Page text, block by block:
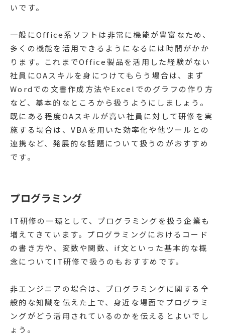
いです。
一般にOffice系ソフトは非常に機能が豊富なため、
多くの機能を活用できるようになるには時間がかか
ります。これまでOffice製品を活用した経験がない
社員にOAスキルを身につけてもらう場合は、まず
Wordでの文書作成方法やExcelでのグラフの作り方
など、基本的なところから扱うようにしましょう。
既にある程度OAスキルが高い社員に対して研修を実
施する場合は、VBAを用いた効率化や他ツールとの
連携など、発展的な話題について扱うのがおすすめ
です。
プログラミング
IT研修の一環として、プログラミングを扱う企業も
増えてきています。プログラミングにおけるコード
の書き方や、変数や関数、if文といった基本的な概
念についてIT研修で扱うのもおすすめです。
非エンジニアの場合は、プログラミングに関する全
般的な知識を伝えた上で、身近な場面でプログラミ
ングがどう活用されているのかを伝えるとよいでし
ょう。